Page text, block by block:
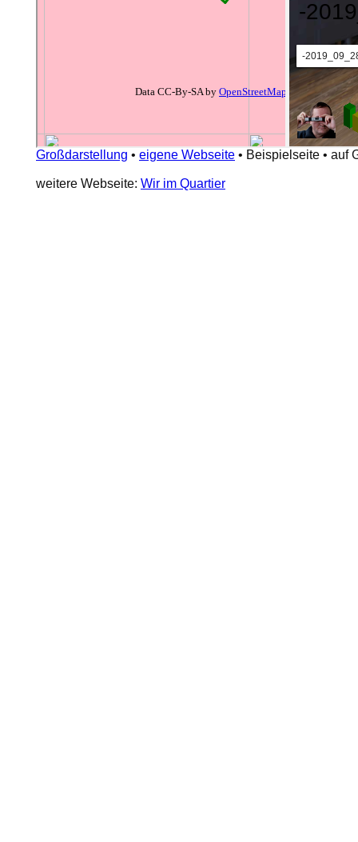
Großdarstellung • eigene Webseite • Beispielseite • auf
weitere Webseite: Wir im Quartier